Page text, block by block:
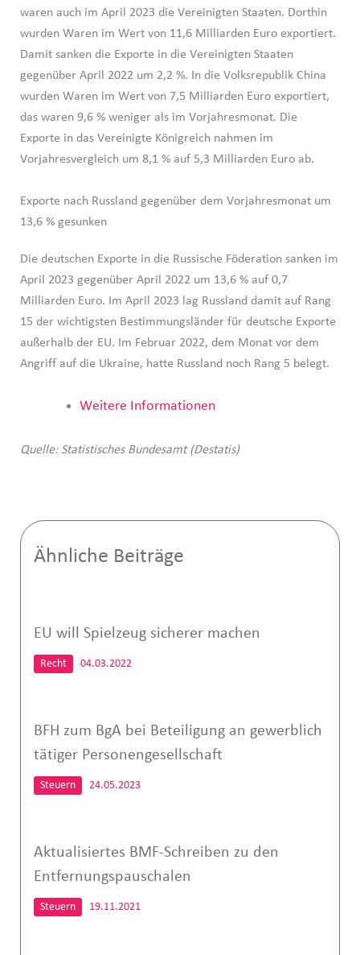
waren auch im April 2023 die Vereinigten Staaten. Dorthin
wurden Waren im Wert von 11,6 Milliarden Euro exportiert.
Damit sanken die Exporte in die Vereinigten Staaten
gegenüber April 2022 um 2,2 %. In die Volksrepublik China
wurden Waren im Wert von 7,5 Milliarden Euro exportiert,
das waren 9,6 % weniger als im Vorjahresmonat. Die
Exporte in das Vereinigte Königreich nahmen im
Vorjahresvergleich um 8,1 % auf 5,3 Milliarden Euro ab.
Exporte nach Russland gegenüber dem Vorjahresmonat um
13,6 % gesunken
Die deutschen Exporte in die Russische Föderation sanken im
April 2023 gegenüber April 2022 um 13,6 % auf 0,7
Milliarden Euro. Im April 2023 lag Russland damit auf Rang
15 der wichtigsten Bestimmungsländer für deutsche Exporte
außerhalb der EU. Im Februar 2022, dem Monat vor dem
Angriff auf die Ukraine, hatte Russland noch Rang 5 belegt.
Weitere Informationen
Quelle: Statistisches Bundesamt (Destatis)
Ähnliche Beiträge
EU will Spielzeug sicherer machen
Recht 04.03.2022
BFH zum BgA bei Beteiligung an gewerblich
tätiger Personengesellschaft
Steuern 24.05.2023
Aktualisiertes BMF-Schreiben zu den
Entfernungspauschalen
Steuern 19.11.2021